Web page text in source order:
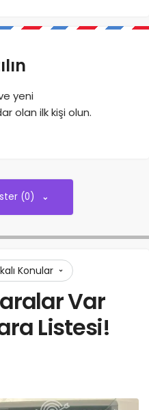
yeni
olan ilk kişi olun.
(0)
Konular
Var
Listesi!